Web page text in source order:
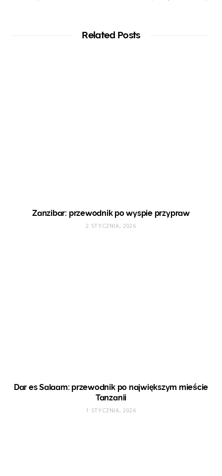
Related Posts
Zanzibar: przewodnik po wyspie przypraw
2 STYCZNIA, 2026
Dar es Salaam: przewodnik po największym mieście
Tanzanii
1 STYCZNIA, 2026